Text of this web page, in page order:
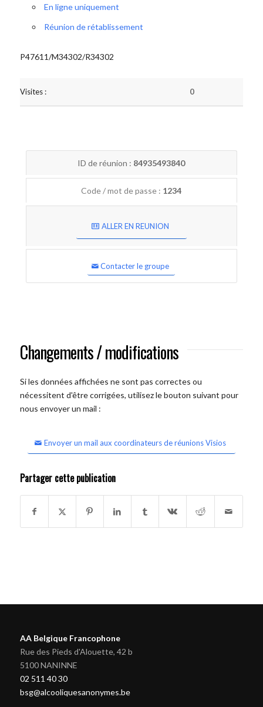
En ligne uniquement
Réunion de rétablissement
P47611/M34302/R34302
Visites : 0
ID de réunion : 84935493840
Code / mot de passe : 1234
ALLER EN REUNION
Contacter le groupe
Changements / modifications
Si les données affichées ne sont pas correctes ou
nécessitent d'être corrigées, utilisez le bouton suivant pour
nous envoyer un mail :
Envoyer un mail aux coordinateurs de réunions Visios
Partager cette publication
AA Belgique Francophone
Rue des Pieds d'Alouette, 42 b
5100 NANINNE
02 511 40 30
bsg@alcooliquesanonymes.be